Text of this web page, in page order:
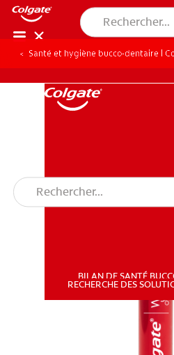
BILAN
SANTÉ
BILAN DE SANTÉ
RECHERCHE DES
Santé et hygiène bucco-dentaire |